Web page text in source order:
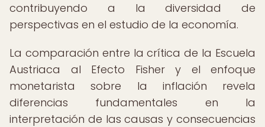
contribuyendo a la diversidad de
perspectivas en el estudio de la economía.
La comparación entre la crítica de la Escuela
Austriaca al Efecto Fisher y el enfoque
monetarista sobre la inflación revela
diferencias fundamentales en la
interpretación de las causas y consecuencias